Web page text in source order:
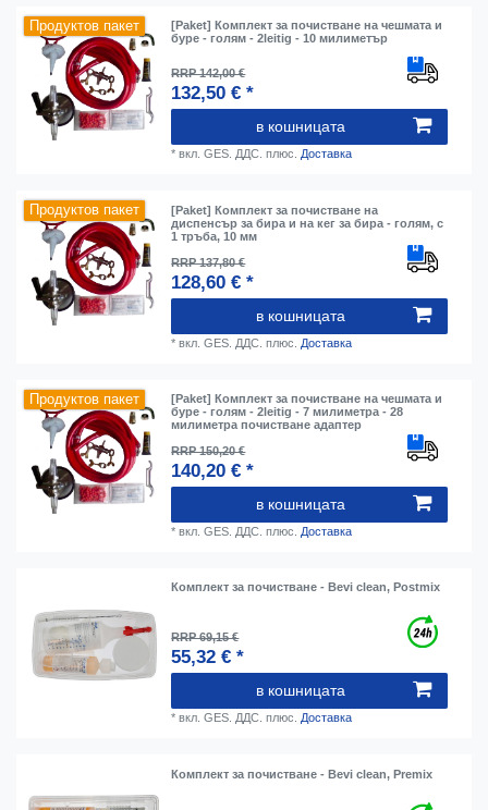
Продуктов пакет
[Paket] Комплект за почистване на чешмата и
буре - голям - 2leitig - 10 милиметър
RRP 142,00 €
132,50 € *
в кошницата
*вкл. GES. ДДС. плюс. Доставка
Продуктов пакет
[Paket] Комплект за почистване на
диспенсър за бира и на кег за бира - голям, с
1 тръба, 10 мм
RRP 137,80 €
128,60 € *
в кошницата
*вкл. GES. ДДС. плюс. Доставка
Продуктов пакет
[Paket] Комплект за почистване на чешмата и
буре - голям - 2leitig - 7 милиметра - 28
милиметра почистване адаптер
RRP 150,20 €
140,20 € *
в кошницата
*вкл. GES. ДДС. плюс. Доставка
Комплект за почистване - Bevi clean, Postmix
RRP 69,15 €
55,32 € *
в кошницата
*вкл. GES. ДДС. плюс. Доставка
Комплект за почистване - Bevi clean, Premix